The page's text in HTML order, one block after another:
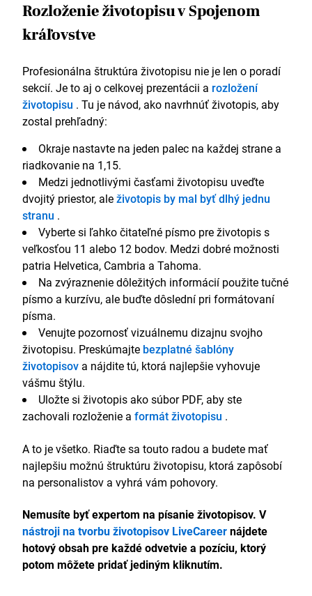
Rozloženie životopisu v Spojenom
kráľovstve
Profesionálna štruktúra životopisu nie je len o poradí
sekcií. Je to aj o celkovej prezentácii a rozložení
životopisu . Tu je návod, ako navrhnúť životopis, aby
zostal prehľadný:
Okraje nastavte na jeden palec na každej strane a
riadkovanie na 1,15.
Medzi jednotlivými časťami životopisu uveďte
dvojitý priestor, aleživotopis by mal byť dlhý jednu
stranu .
Vyberte si ľahko čitateľné písmo pre životopis s
veľkosťou 11 alebo 12 bodov. Medzi dobré možnosti
patria Helvetica, Cambria a Tahoma.
Na zvýraznenie dôležitých informácií použite tučné
písmo a kurzívu, ale buďte dôslední pri formátovaní
písma.
Venujte pozornosť vizuálnemu dizajnu svojho
životopisu. Preskúmajte bezplatné šablóny
životopisov a nájdite tú, ktorá najlepšie vyhovuje
vášmu štýlu.
Uložte si životopis ako súbor PDF, aby ste
zachovali rozloženie a formát životopisu .
A to je všetko. Riaďte sa touto radou a budete mať
najlepšiu možnú štruktúru životopisu, ktorá zapôsobí
na personalistov a vyhrá vám pohovory.
Nemusíte byť expertom na písanie životopisov. V
nástroji na tvorbu životopisov LiveCareernájdete
hotový obsah pre každé odvetvie a pozíciu, ktorý
potom môžete pridať jediným kliknutím.